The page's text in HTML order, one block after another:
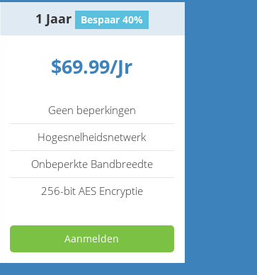
1 Jaar Bespaar 40%
$69.99/Jr
Geen beperkingen
Hogesnelheidsnetwerk
Onbeperkte Bandbreedte
256-bit AES Encryptie
Aanmelden